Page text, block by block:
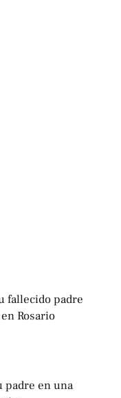
fallecido padre
Rosario
padre en una